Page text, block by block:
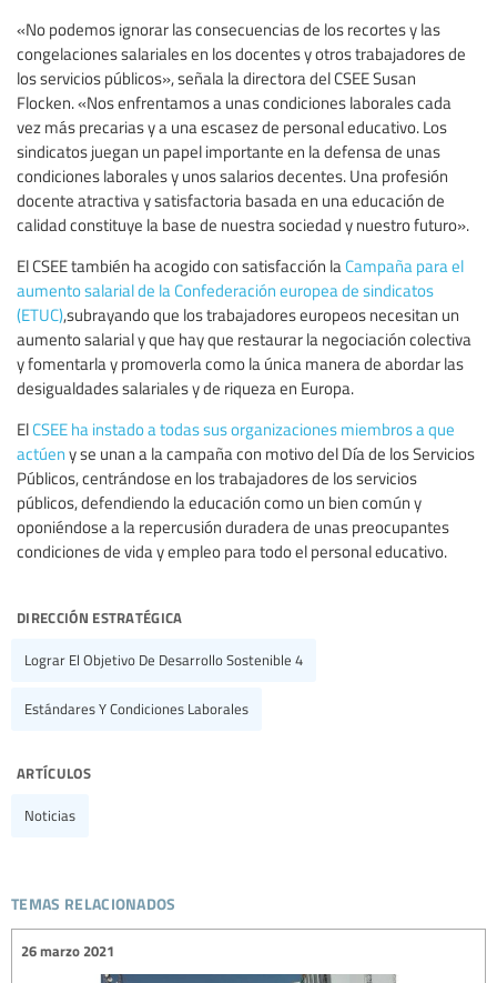
«No podemos ignorar las consecuencias de los recortes y las
congelaciones salariales en los docentes y otros trabajadores de
los servicios públicos», señala la directora del CSEE Susan
Flocken. «Nos enfrentamos a unas condiciones laborales cada
vez más precarias y a una escasez de personal educativo. Los
sindicatos juegan un papel importante en la defensa de unas
condiciones laborales y unos salarios decentes. Una profesión
docente atractiva y satisfactoria basada en una educación de
calidad constituye la base de nuestra sociedad y nuestro futuro».
El CSEE también ha acogido con satisfacción la Campaña para el
aumento salarial de la Confederación europea de sindicatos
(ETUC),subrayando que los trabajadores europeos necesitan un
aumento salarial y que hay que restaurar la negociación colectiva
y fomentarla y promoverla como la única manera de abordar las
desigualdades salariales y de riqueza en Europa.
El CSEE ha instado a todas sus organizaciones miembros a que
actúen y se unan a la campaña con motivo del Día de los Servicios
Públicos, centrándose en los trabajadores de los servicios
públicos, defendiendo la educación como un bien común y
oponiéndose a la repercusión duradera de unas preocupantes
condiciones de vida y empleo para todo el personal educativo.
dirección estratégica
Lograr El Objetivo De Desarrollo Sostenible 4
Estándares Y Condiciones Laborales
artículos
Noticias
temas relacionados
26 marzo 2021